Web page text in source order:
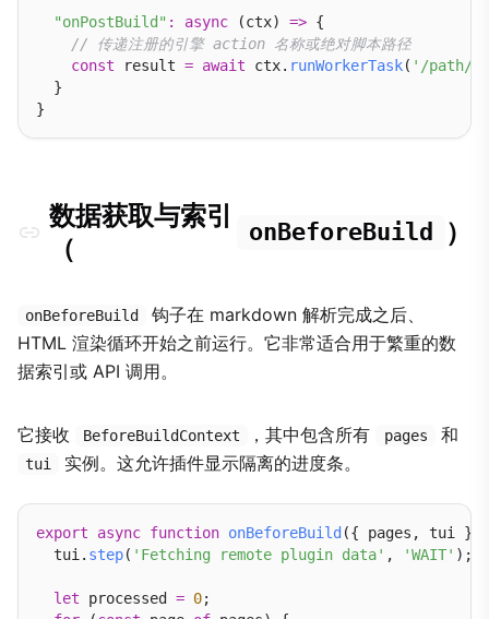
"onPostBuild" : async (ctx) => {
// 传递注册的引擎 action 名称或绝对脚本路径
const result = await ctx. runWorkerTask( '/path/
  }
数据获取与索引
（
onBeforeBuild ）
onBeforeBuild
钩子在 markdown 解析完成之后、
HTML 渲染循环开始之前运行。它非常适合用于繁重的数
据索引或 API 调用。
它接收 BeforeBuildContext ，其中包含所有 pages 和
tui 实例。这允许插件显示隔离的进度条。
export async function onBeforeBuild ({ pages, tui })
  tui.
step( 'Fetching remote plugin data' , 'WAIT' );
let processed = 0;